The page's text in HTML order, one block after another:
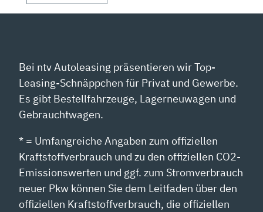
Bei ntv Autoleasing präsentieren wir Top-
Leasing-Schnäppchen für Privat und Gewerbe.
Es gibt Bestellfahrzeuge, Lagerneuwagen und
Gebrauchtwagen.
* = Umfangreiche Angaben zum offiziellen
Kraftstoffverbrauch und zu den offiziellen CO2-
Emissionswerten und ggf. zum Stromverbrauch
neuer Pkw können Sie dem Leitfaden über den
offiziellen Kraftstoffverbrauch, die offiziellen